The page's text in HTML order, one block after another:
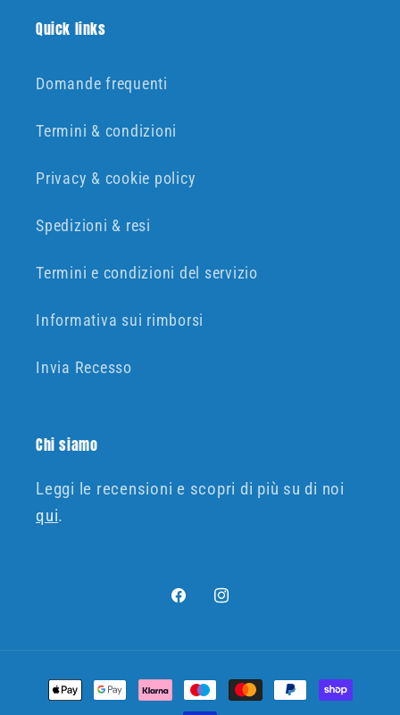
Quick links
Domande frequenti
Termini & condizioni
Privacy & cookie policy
Spedizioni & resi
Termini e condizioni del servizio
Informativa sui rimborsi
Invia Recesso
Chi siamo
Leggi le recensioni e scopri di più su di noi
qui.
FacebookInstagram
Metodi
di